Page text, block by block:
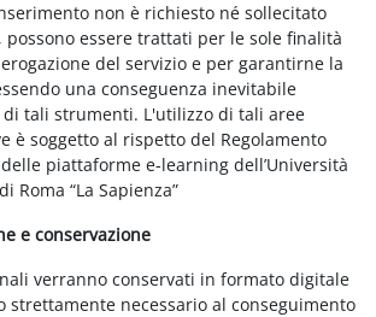
non è richiesto né sollecitato
possono essere trattati per le sole finalità
del servizio e per garantirne la
una conseguenza inevitabile
tali strumenti. L'utilizzo di tali aree
è soggetto al rispetto del Regolamento
piattaforme e-learning dell’Università
Roma “La Sapienza”
e conservazione
verranno conservati in formato digitale
strettamente necessario al conseguimento